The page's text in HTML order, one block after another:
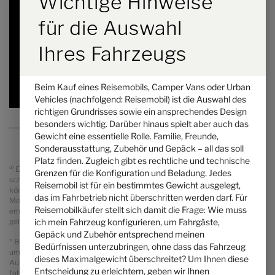
Preis aba) Schlafplätze
7,89 m
ausgewählt
a) Es handelt sich um eine unverbindliche Preisempfehlung, die auf den
schweizerischen Verkaufspreisen basiert. Preise in anderen Ländern
können aufgrund der Währungsumrechnung und der länderspezifischen
Mehrwertsteuer, Gebühren und Einfuhrzölle abweichen. Daher wird
empfohlen, einen örtlichen Händler nach den für das jeweilige Land
geltenden Preisen zu fragen, um den aktuellsten Stand zu erfahren.
* Bei der angegebenen Masse in fahrbereitem Zustand handelt es sich
um einen im Typgenehmigungsverfahren festgelegten Standardwert.
Aufgrund von Fertigungstoleranzen kann die real gewogene Masse in
fahrbereitem Zustand vom oben angegebenen Wert abweichen.
für die Auswahl
Ihres Fahrzeugs
Beim Kauf eines Reisemobils, Camper Vans oder Urban
Vehicles (nachfolgend: Reisemobil) ist die Auswahl des
richtigen Grundrisses sowie ein ansprechendes Design
besonders wichtig. Darüber hinaus spielt aber auch das
Gewicht eine essentielle Rolle. Familie, Freunde,
Sonderausstattung, Zubehör und Gepäck – all das soll
Platz finden. Zugleich gibt es rechtliche und technische
Grenzen für die Konfiguration und Beladung. Jedes
Reisemobil ist für ein bestimmtes Gewicht ausgelegt,
das im Fahrbetrieb nicht überschritten werden darf. Für
Reisemobilkäufer stellt sich damit die Frage: Wie muss
ich mein Fahrzeug konfigurieren, um Fahrgäste,
Gepäck und Zubehör entsprechend meinen
Bedürfnissen unterzubringen, ohne dass das Fahrzeug
dieses Maximalgewicht überschreitet? Um Ihnen diese
Entscheidung zu erleichtern, geben wir Ihnen